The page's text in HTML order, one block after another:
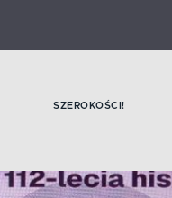
SZEROKOŚCI!